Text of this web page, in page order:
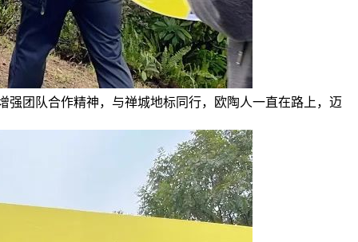
团队合作精神，与禅城地标同行，欧陶人一直在路上，迈